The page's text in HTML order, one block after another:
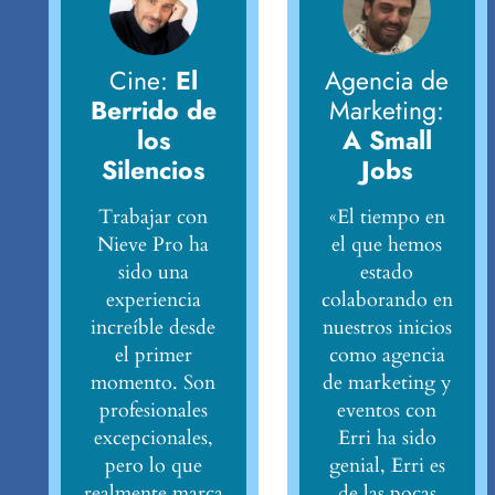
Cine: El
Berrido de
los
Silencios
Trabajar con
Nieve Pro ha
sido una
experiencia
increíble desde
el primer
momento. Son
profesionales
excepcionales,
pero lo que
Agencia de
Marketing:
A Small
Jobs
«El tiempo en
el que hemos
estado
colaborando en
nuestros inicios
como agencia
de marketing y
eventos con
Erri ha sido
genial, Erri es